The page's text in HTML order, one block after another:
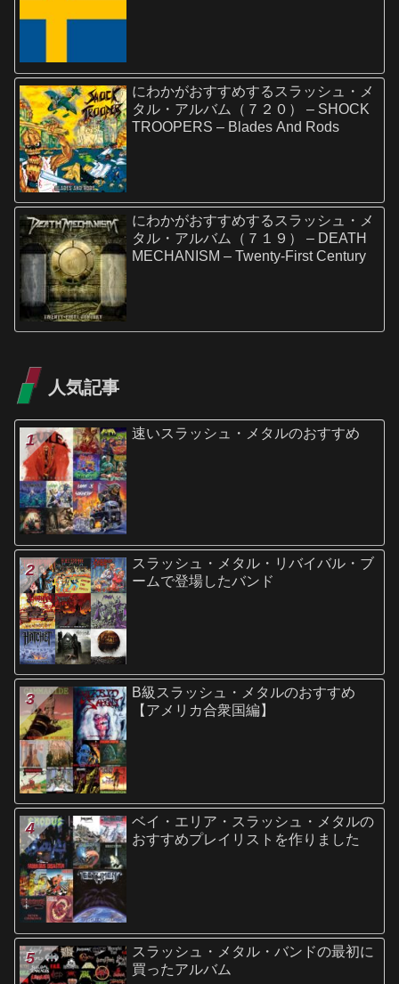
にわかがおすすめするスラッシュ・メ
タル・アルバム（７２０） – SHOCK
TROOPERS – Blades And Rods
にわかがおすすめするスラッシュ・メ
タル・アルバム（７１９） – DEATH
MECHANISM – Twenty-First Century
人気記事
速いスラッシュ・メタルのおすすめ
スラッシュ・メタル・リバイバル・ブ
ームで登場したバンド
B級スラッシュ・メタルのおすすめ
【アメリカ合衆国編】
ベイ・エリア・スラッシュ・メタルの
おすすめプレイリストを作りました
スラッシュ・メタル・バンドの最初に
買ったアルバム